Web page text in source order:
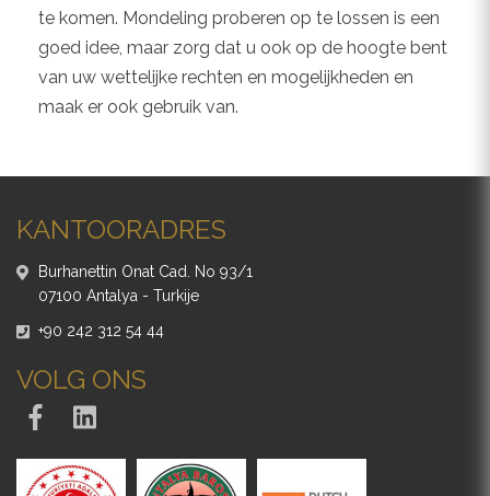
te komen. Mondeling proberen op te lossen is een
goed idee, maar zorg dat u ook op de hoogte bent
van uw wettelijke rechten en mogelijkheden en
maak er ook gebruik van.
KANTOORADRES
Burhanettin Onat Cad. No 93/1
07100 Antalya - Turkije
+90 242 312 54 44
VOLG ONS